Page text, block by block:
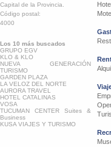
Capital de la Provincia.
Código postal:
4000
Los 10 más buscados
GRUPO EGV
KLO & KLO
NUEVA GENERACIÓN
TURISMO
GARDEN PLAZA
LA VELOZ DEL NORTE
AURORA TRAVEL
HOTEL CATALINAS
VOSA
TUCUMAN CENTER Suites &
Business
KUSA VIAJES Y TURISMO